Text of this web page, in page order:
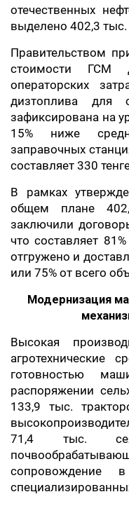
отечественных
выделено 402,3 тыс.
Правительством
стоимости ГСМ
операторских
дизтоплива для
зафиксирована на
15% ниже
заправочных
составляет 330
В рамках
общем плане
заключили
что составляет
отгружено и
или 75% от всего
Модернизация
Высокая
агротехнические
готовностью
распоряжении
133,9 тыс.
71,4 тыс.
сопровождение